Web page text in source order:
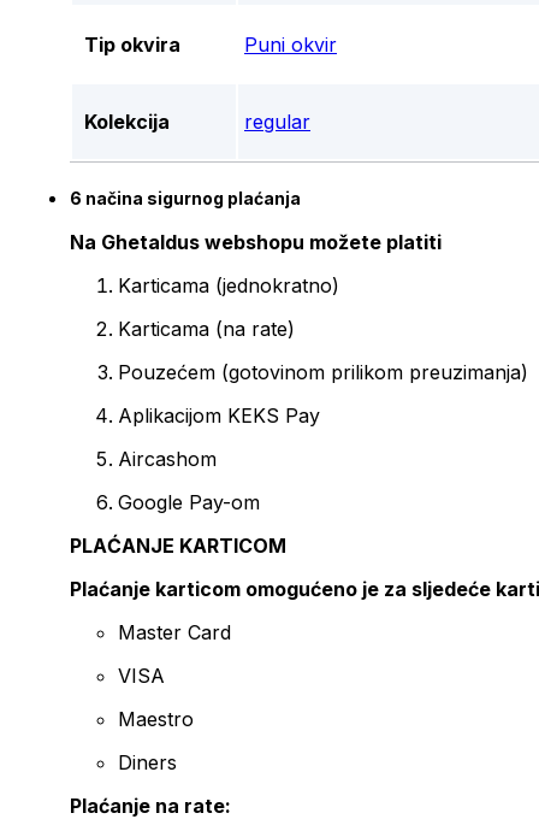
Tip okvira Puni okvir
Kolekcija regular
6 načina sigurnog plaćanja
Na Ghetaldus webshopu možete platiti
Karticama (jednokratno)
Karticama (na rate)
Pouzećem (gotovinom prilikom preuzimanja)
Aplikacijom KEKS Pay
Aircashom
Google Pay-om
PLAĆANJE KARTICOM
Plaćanje karticom omogućeno je za sljedeće
Master Card
VISA
Maestro
Diners
Plaćanje na rate: